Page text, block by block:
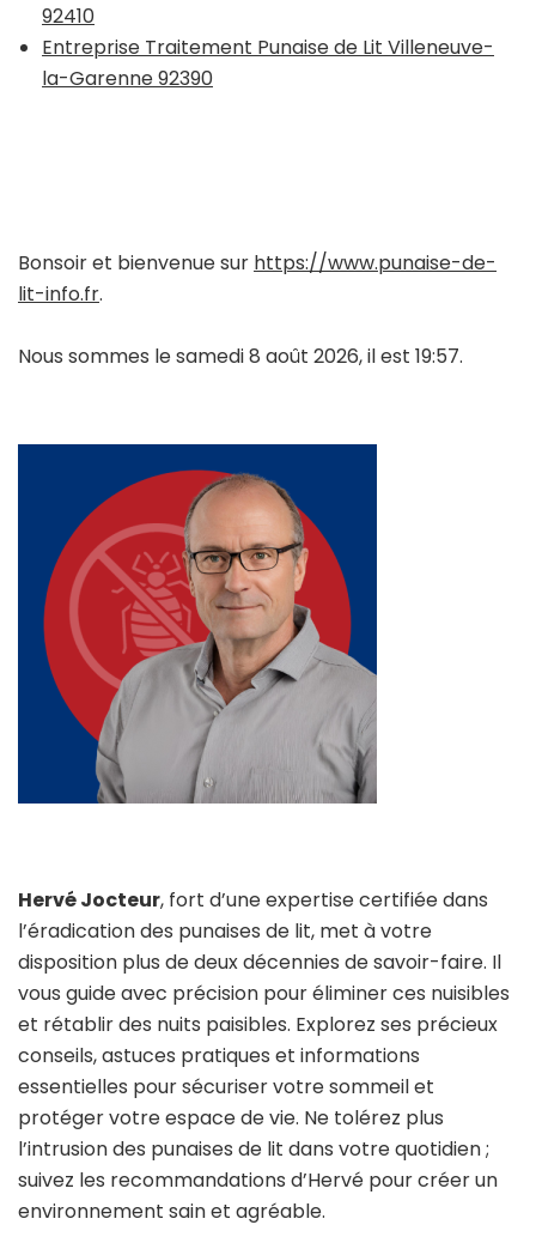
92410
Entreprise Traitement Punaise de Lit Villeneuve-
la-Garenne 92390
Bonsoir et bienvenue sur https://www.punaise-de-
lit-info.fr.
Nous sommes le samedi 8 août 2026, il est 19:57.
Hervé Jocteur, fort d’une expertise certifiée dans
l’éradication des punaises de lit, met à votre
disposition plus de deux décennies de savoir-faire. Il
vous guide avec précision pour éliminer ces nuisibles
et rétablir des nuits paisibles. Explorez ses précieux
conseils, astuces pratiques et informations
essentielles pour sécuriser votre sommeil et
protéger votre espace de vie. Ne tolérez plus
l’intrusion des punaises de lit dans votre quotidien ;
suivez les recommandations d’Hervé pour créer un
environnement sain et agréable.